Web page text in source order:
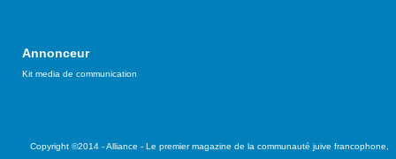
Annonceur
Kit media de communication
Copyright ©2014 - Alliance - Le premier magazine de la communauté juive francophone,